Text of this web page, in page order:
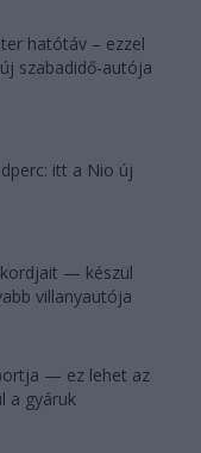
hatótáv – ezzel
szabadidő-autója
itt a Nio új
— készül
villanyautója
— ez lehet az
a gyáruk